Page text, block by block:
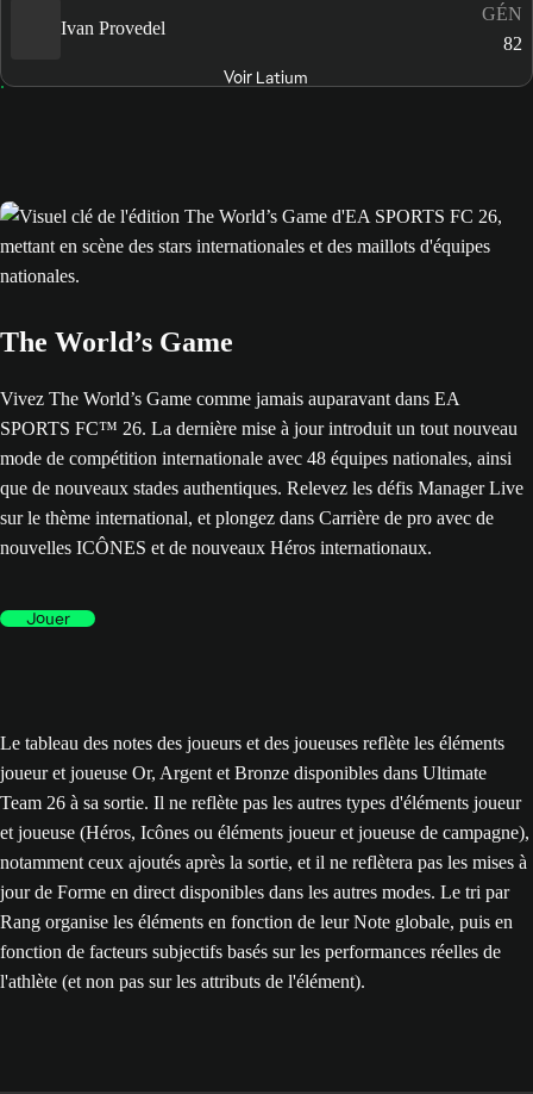
Ivan Provedel
GÉN
82
Voir Latium
The World’s Game
Vivez The World’s Game comme jamais auparavant dans EA
SPORTS FC™ 26. La dernière mise à jour introduit un tout nouveau
mode de compétition internationale avec 48 équipes nationales, ainsi
que de nouveaux stades authentiques. Relevez les défis Manager Live
sur le thème international, et plongez dans Carrière de pro avec de
nouvelles ICÔNES et de nouveaux Héros internationaux.
Jouer
Le tableau des notes des joueurs et des joueuses reflète les éléments
joueur et joueuse Or, Argent et Bronze disponibles dans Ultimate
Team 26 à sa sortie. Il ne reflète pas les autres types d'éléments joueur
et joueuse (Héros, Icônes ou éléments joueur et joueuse de campagne),
notamment ceux ajoutés après la sortie, et il ne reflètera pas les mises à
jour de Forme en direct disponibles dans les autres modes. Le tri par
Rang organise les éléments en fonction de leur Note globale, puis en
fonction de facteurs subjectifs basés sur les performances réelles de
l'athlète (et non pas sur les attributs de l'élément).